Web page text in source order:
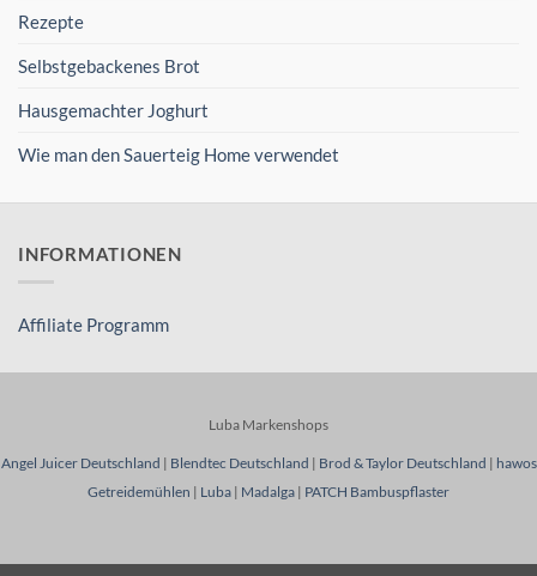
Rezepte
Selbstgebackenes Brot
Hausgemachter Joghurt
Wie man den Sauerteig Home verwendet
INFORMATIONEN
Affiliate Programm
Luba Markenshops
Angel Juicer Deutschland | Blendtec Deutschland | Brod & Taylor Deutschland | hawos
Getreidemühlen | Luba | Madalga | PATCH Bambuspflaster